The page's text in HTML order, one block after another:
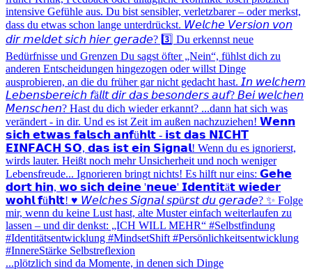
...plötzlich sind da Momente, in denen sich Dinge